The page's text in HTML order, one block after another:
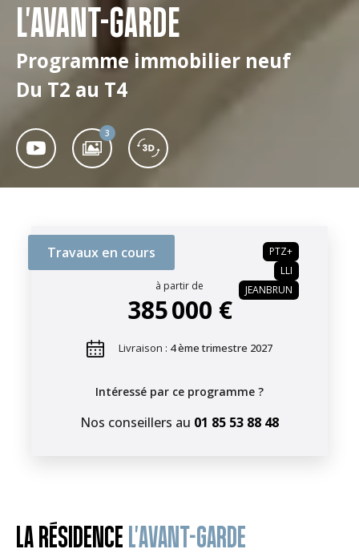
L'AVANT-GARDE
Programme immobilier neuf
Du T2 au T4
3
PTZ+
LLI
JEANBRUN
Travaux en cours
à partir de
385 000 €
Livraison : 4 ème trimestre 2027
Intéressé par ce programme ?
Nos conseillers au 01 85 53 88 48
LA RÉSIDENCE L'AVANT-GARDE